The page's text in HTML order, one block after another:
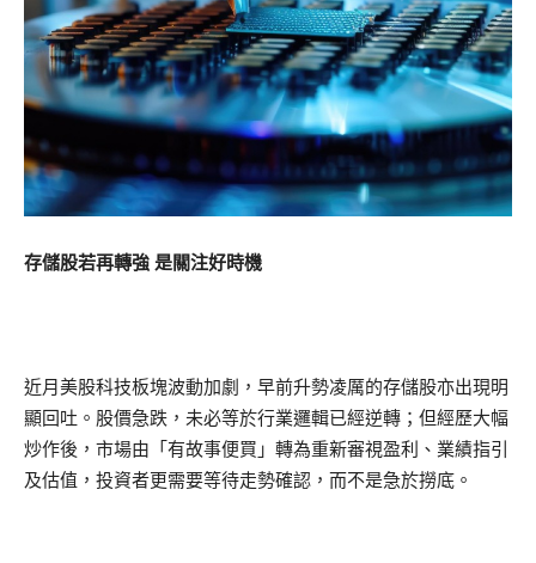
存儲股若再轉強 是關注好時機
近月美股科技板塊波動加劇，早前升勢凌厲的存儲股亦出現明
顯回吐。股價急跌，未必等於行業邏輯已經逆轉；但經歷大幅
炒作後，市場由「有故事便買」轉為重新審視盈利、業績指引
及估值，投資者更需要等待走勢確認，而不是急於撈底。